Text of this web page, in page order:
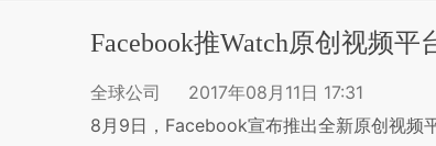
Facebook推Watch原创视频平
全球公司
2017年08月11日 17:31
8月9日，Facebook宣布推出全新原创视频